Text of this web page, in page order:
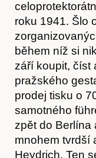
roku 1941. Šlo
během níž si
září koupit, číst
pražského
prodej tisku o
samotného
zpět do Berlína
mnohem tvrdší
Heydrich. Ten